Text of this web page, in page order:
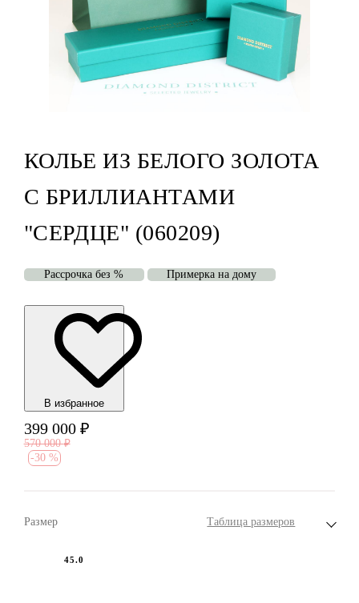
КОЛЬЕ ИЗ БЕЛОГО ЗОЛОТА
С БРИЛЛИАНТАМИ
"СЕРДЦЕ" (060209)
Рассрочка без % Примерка на дому
В избранноe
399 000 ₽
570 000 ₽
-30 %
Размер Таблица размеров
45.0